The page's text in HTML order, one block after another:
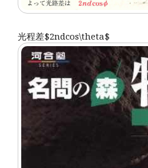
光程差$2ndcos\theta$